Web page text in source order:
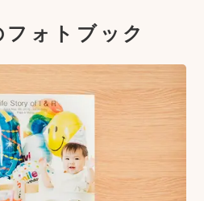
ォトブック